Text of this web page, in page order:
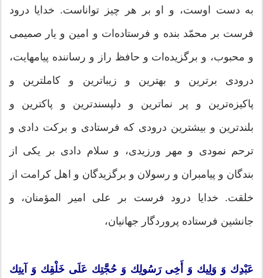
به دست اوست، و او بر هر چیز تواناست. خدایا درود
فرست بر محمّد بنده و فرستاده‌ات و امین و یار صمیمی
و محبوب، و برگزیده‌ات و حافظ راز و رساننده پیامهایت،
درودی برترین و بهترین و زیباترین و كاملترین و
پاكیزه‌ترین و پر نماترین و دلپسندترین و پاكترین و
بلندترین و بیشترین درودی كه فرستادی و بركت دادی و
ترحم نمودی و مهر ورزیدی، و سلام دادی بر یكی از
بندگان و پیامبران و رسولان و برگزیدگان و اهل كرامت از
خلقت. خدایا درود فرست بر علی امیر المؤمنان، و
جانشین فرستاده پروردگار جهانیان،
عَبْدِك وَ وَلِیك وَ أَخِی رَسُولِك وَ حُجَّتِك عَلَی خَلْقِك وَ آیتِك